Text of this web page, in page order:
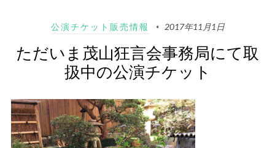
公演チケット販売情報 2017年11月1日
ただいま茂山狂言会事務局にて取
扱中の公演チケット